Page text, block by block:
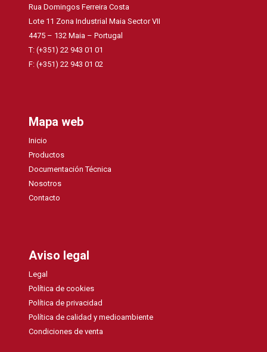
Rua Domingos Ferreira Costa
Lote 11 Zona Industrial Maia Sector VII
4475 – 132 Maia – Portugal
T: (+351) 22 943 01 01
F: (+351) 22 943 01 02
Mapa web
Inicio
Productos
Documentación Técnica
Nosotros
Contacto
Aviso legal
Legal
Política de cookies
Política de privacidad
Política de calidad y medioambiente
Condiciones de venta